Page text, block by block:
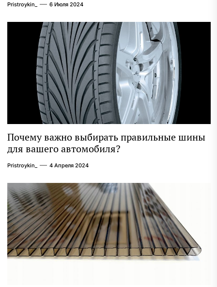
Pristroykin_ 6 Июля 2024
Почему важно выбирать правильные шины
для вашего автомобиля?
Pristroykin_ 4 Апреля 2024